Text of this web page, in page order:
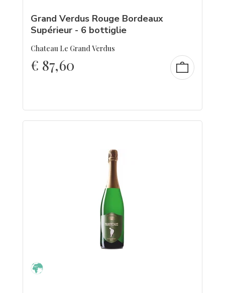
Grand Verdus Rouge Bordeaux
Supérieur - 6 bottiglie
Chateau Le Grand Verdus
€ 87,60